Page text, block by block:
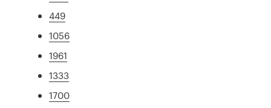
449
1056
1961
1333
1700